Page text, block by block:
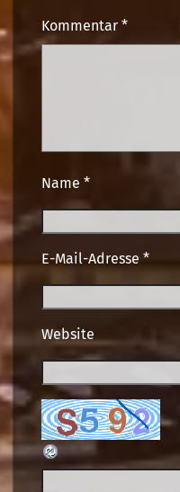
Kommentar *
Name *
E-Mail-Adresse *
Website